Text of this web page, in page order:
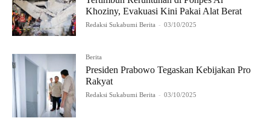
Khoziny, Evakuasi Kini Pakai Alat Berat
Redaksi Sukabumi Berita - 03/10/2025
Berita
Presiden Prabowo Tegaskan Kebijakan Pro
Rakyat
Redaksi Sukabumi Berita - 03/10/2025